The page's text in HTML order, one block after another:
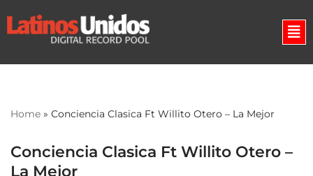
Skip
Home » Conciencia Clasica Ft Willito Otero – La Mejor
Conciencia Clasica Ft Willito Otero –
La Mejor